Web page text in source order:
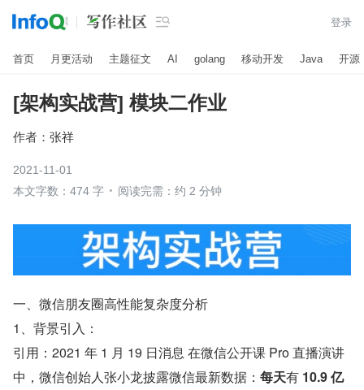
 登录
首页 月更活动 主题征文 AI golang 移动开发 Java 开源
[架构实战营] 模块二作业
作者： 张祥
2021-11-01
本文字数：474 字
阅读完需：约 2 分钟
一、微信朋友圈高性能复杂度分析
1、背景引入：
引用：2021 年 1 月 19 日消息 在微信公开课 Pro 直播演讲
中，微信创始人张小龙披露微信最新数据： 每天有 10.9 亿